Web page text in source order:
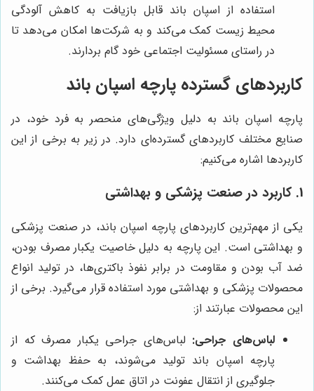
استفاده از اسپان باند قابل بازیافت به کاهش آلودگی
محیط زیست کمک می‌کند و به شرکت‌ها امکان می‌دهد تا
در راستای مسئولیت اجتماعی خود گام بردارند.
کاربردهای گسترده پارچه اسپان باند
پارچه اسپان باند به دلیل ویژگی‌های منحصر به فرد خود، در
صنایع مختلف کاربردهای گسترده‌ای دارد. در زیر به برخی از این
کاربردها اشاره می‌کنیم:
1. کاربرد در صنعت پزشکی و بهداشتی
یکی از مهم‌ترین کاربردهای پارچه اسپان باند، در صنعت پزشکی
و بهداشتی است. این پارچه به دلیل خاصیت یکبار مصرف بودن،
ضد آب بودن و مقاومت در برابر نفوذ باکتری‌ها، در تولید انواع
محصولات پزشکی و بهداشتی مورد استفاده قرار می‌گیرد. برخی از
این محصولات عبارتند از:
لباس‌های جراحی: لباس‌های جراحی یکبار مصرف که از
پارچه اسپان باند تولید می‌شوند، به حفظ بهداشت و
جلوگیری از انتقال عفونت در اتاق عمل کمک می‌کنند.